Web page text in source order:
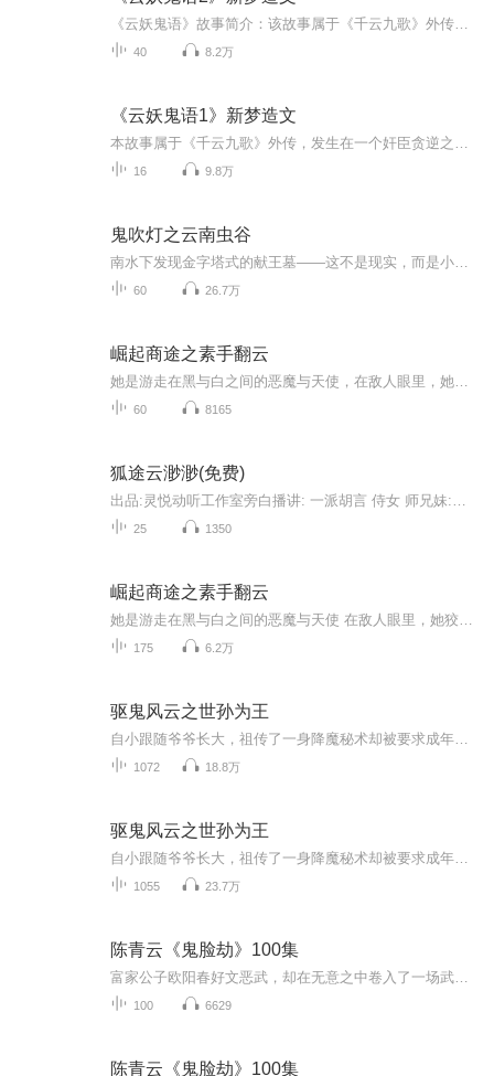
40 8.2万
《云妖鬼语1》新梦造文
16 9.8万
鬼吹灯之云南虫谷
60 26.7万
崛起商途之素手翻云
60 8165
狐途云渺渺(免费)
25 1350
崛起商途之素手翻云
175 6.2万
驱鬼风云之世孙为王
1072 18.8万
驱鬼风云之世孙为王
1055 23.7万
陈青云《鬼脸劫》100集
100 6629
陈青云《鬼脸劫》100集